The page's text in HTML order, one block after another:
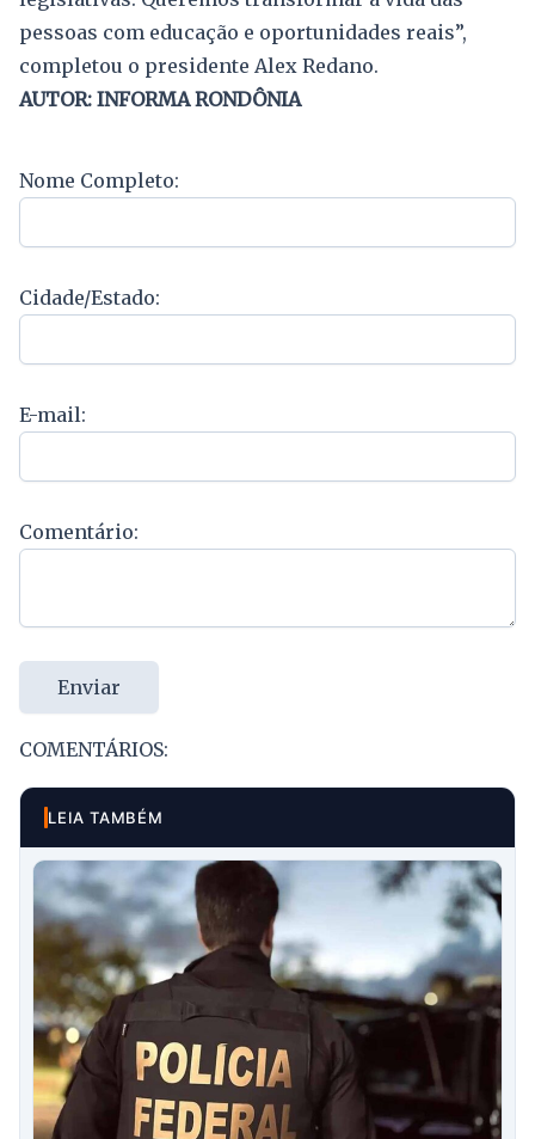
pessoas com educação e oportunidades reais”,
completou o presidente Alex Redano.
AUTOR: INFORMA RONDÔNIA
Nome Completo:
Cidade/Estado:
E-mail:
Comentário:
Enviar
COMENTÁRIOS:
LEIA TAMBÉM